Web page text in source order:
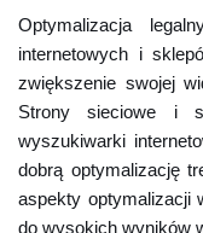
Optymalizacja
internetowych i
zwiększenie swojej
Strony sieciowe i
wyszukiwarki
dobrą optymalizację
aspekty optymalizacji
do wysokich wyników